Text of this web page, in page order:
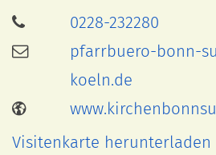
0228-232280
pfarrbuero-bonn-
koeln.de
Visitenkarte herunterladen